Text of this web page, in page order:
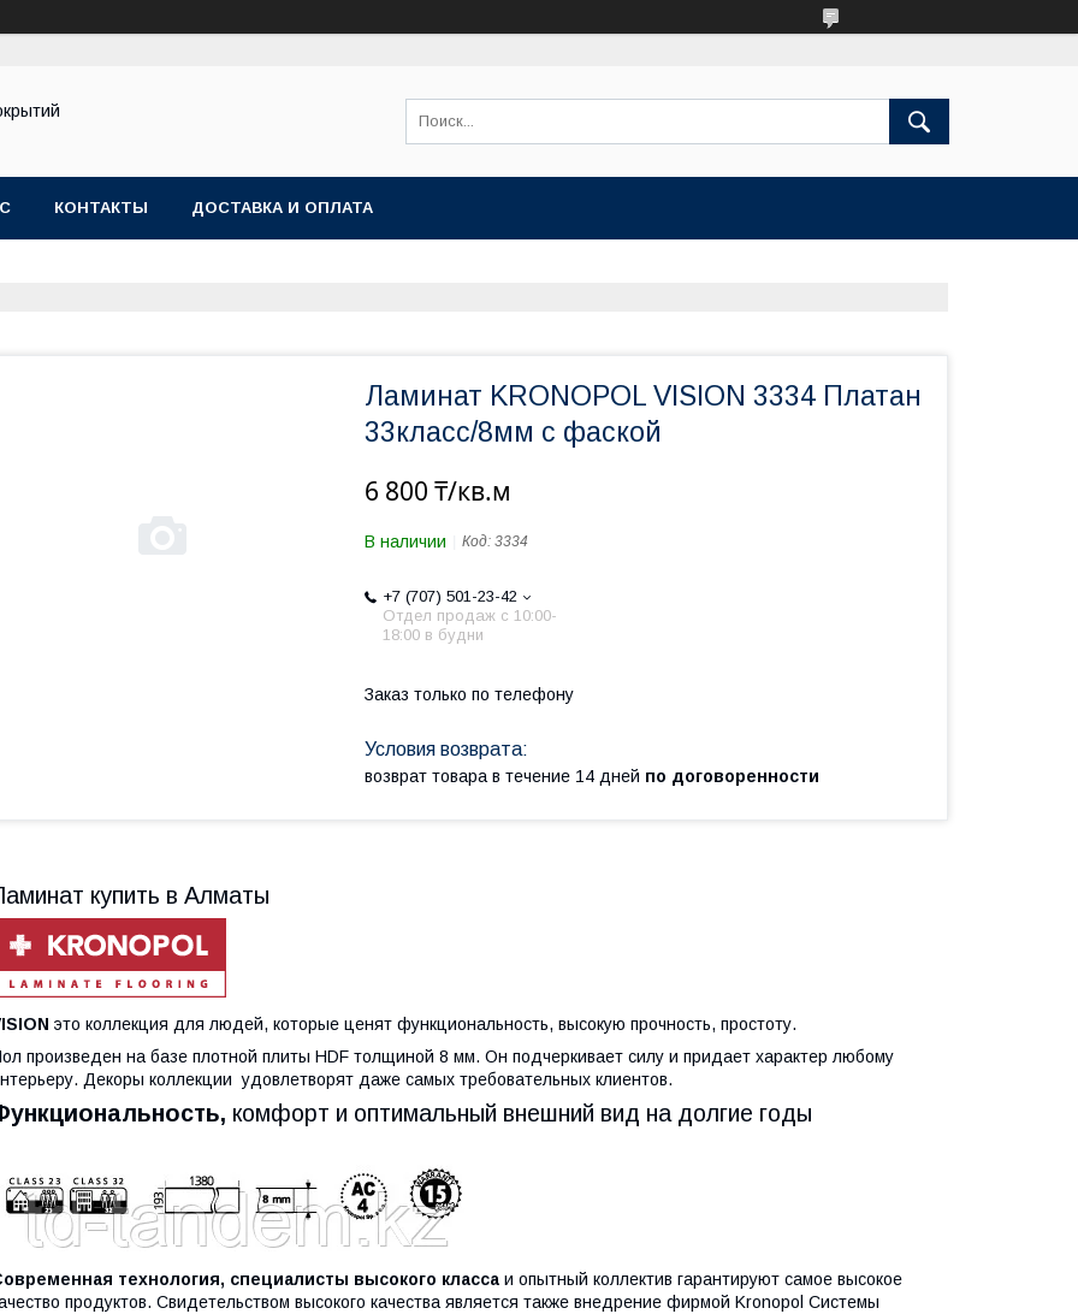
КОНТАКТЫ ДОСТАВКА И ОПЛАТА
Ламинат KRONOPOL VISION 3334 Платан
33класс/8мм с фаской
6 800 ₸/кв.м
В наличии Код: 3334
+7 (707) 501-23-42
Отдел продаж c 10:00-
18:00 в будни
Заказ только по телефону
возврат товара в течение 14 дней по договоренности
купить в Алматы
это коллекция для людей, которые ценят функциональность, высокую прочность, простоту.
произведен на базе плотной плиты HDF толщиной 8 мм. Он подчеркивает силу и придает характер любому
Декоры коллекции удовлетворят даже самых требовательных клиентов.
комфорт и оптимальный внешний вид на долгие годы
технология, специалисты высокого класса и опытный коллектив гарантируют самое высокое
продуктов. Свидетельством высокого качества является также внедрение фирмой Kronopol Системы